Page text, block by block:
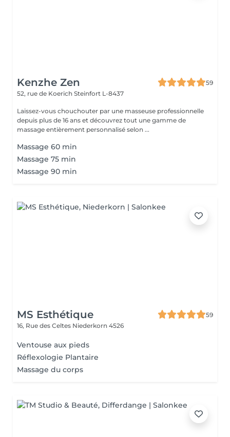
Kenzhe Zen
59
52, rue de Koerich Steinfort L-8437
Laissez-vous chouchouter par une masseuse professionnelle
depuis plus de 16 ans et découvrez tout une gamme de
massage entièrement personnalisé selon ...
Massage 60 min
Massage 75 min
Massage 90 min
MS Esthétique
59
16, Rue des Celtes Niederkorn 4526
Ventouse aux pieds
Réflexologie Plantaire
Massage du corps